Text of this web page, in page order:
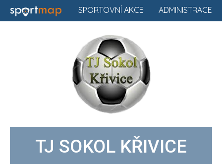
ADMINISTRACE
SPORTOVNÍ AKCE
TJ SOKOL KŘIVICE